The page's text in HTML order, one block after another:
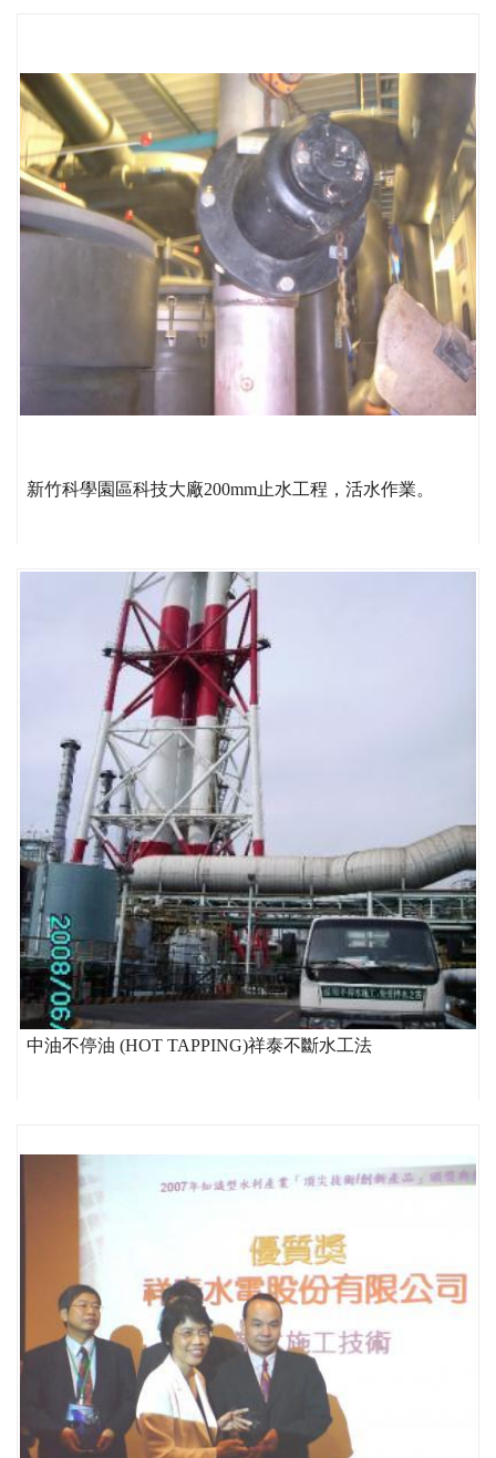
新竹科學園區科技大廠200mm止水工程，活水作業。
中油不停油 (HOT TAPPING)祥泰不斷水工法